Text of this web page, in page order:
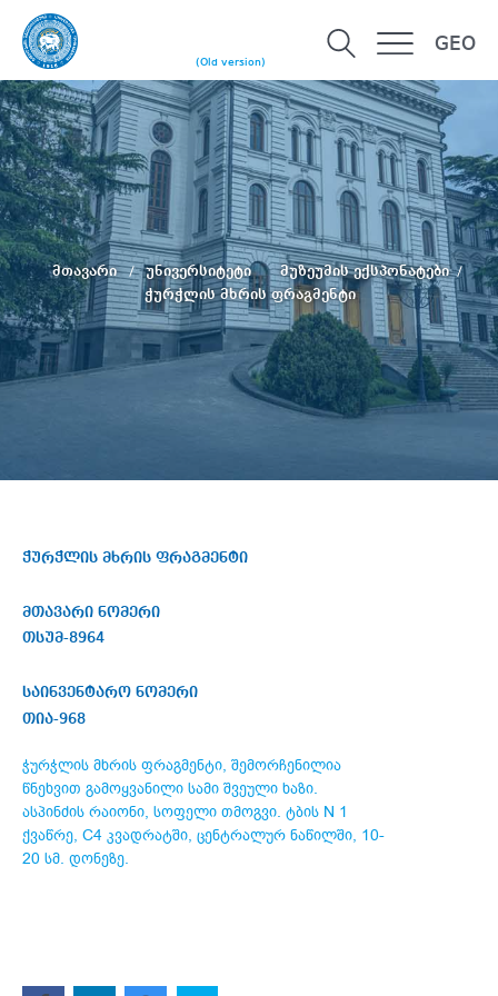
(Old version)
GEO
მთავარი უნივერსიტეტი
მუზეუმის ექსპონატები
ჭურჭლის მხრის ფრაგმენტი
ჭურჭლის მხრის ფრაგმენტი
მთავარი ნომერი
თსუმ-8964
საინვენტარო ნომერი
თია-968
ჭურჭლის მხრის ფრაგმენტი, შემორჩენილია
წნეხვით გამოყვანილი სამი შვეული ხაზი.
ასპინძის რაიონი, სოფელი თმოგვი. ტბის N 1
ქვაწრე, C4 კვადრატში, ცენტრალურ ნაწილში, 10-
20 სმ. დონეზე.